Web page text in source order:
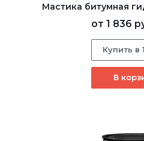
Мастика битумная
от 1 836
Купить в
В